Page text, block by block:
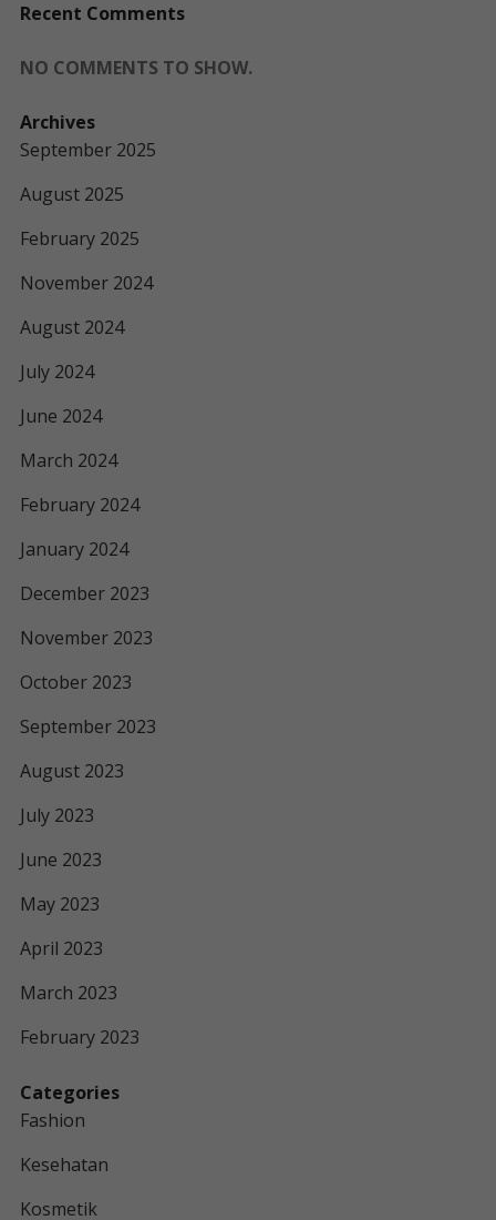
Recent Comments
NO COMMENTS TO SHOW.
Archives
September 2025
August 2025
February 2025
November 2024
August 2024
July 2024
June 2024
March 2024
February 2024
January 2024
December 2023
November 2023
October 2023
September 2023
August 2023
July 2023
June 2023
May 2023
April 2023
March 2023
February 2023
Categories
Fashion
Kesehatan
Kosmetik